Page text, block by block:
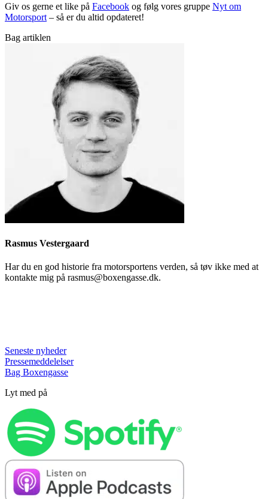
Giv os gerne et like på Facebook og følg vores gruppe Nyt om
Motorsport – så er du altid opdateret!
Bag artiklen
Rasmus Vestergaard
Har du en god historie fra motorsportens verden, så tøv ikke med at
kontakte mig på rasmus@boxengasse.dk.
Seneste nyheder
Pressemeddelelser
Bag Boxengasse
Lyt med på